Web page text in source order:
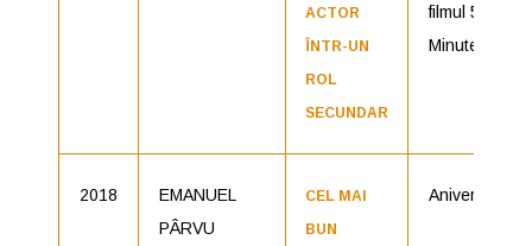
ACTOR
ÎNTR-UN
ROL
SECUNDAR
filmul 5
Minute
2018
EMANUEL
PÂRVU
CEL MAI
BUN
Aniversarea